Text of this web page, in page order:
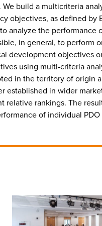
build a multicriteria
objectives, as defined
analyze the
in general, to
development objectives
using multi-criteria
in the territory of origin
established in wider
relative rankings. The
of individual PDO